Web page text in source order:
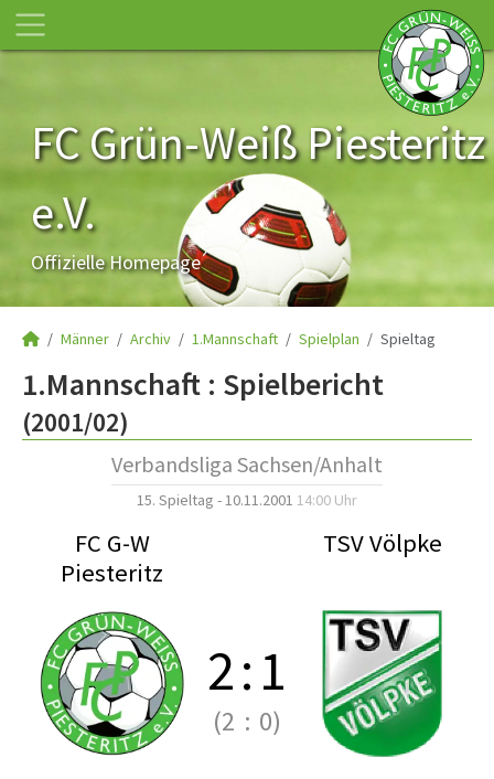
FC Grün-Weiß Piesteritz
e.V.
Offizielle Homepage
Männer Archiv 1.Mannschaft Spielplan Spieltag
1.Mannschaft : Spielbericht
(2001/02)
Verbandsliga Sachsen/Anhalt
15. Spieltag - 10.11.2001 14:00 Uhr
FC G-W
Piesteritz
TSV Völpke
2:1
(2 : 0)